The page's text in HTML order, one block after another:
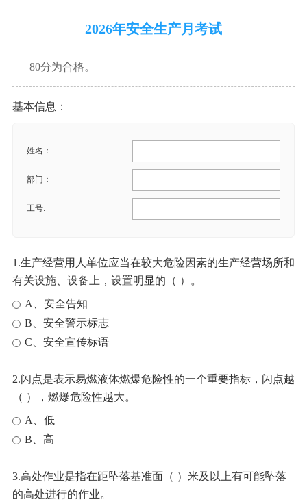
2026年安全生产月考试
80分为合格。
基本信息：
姓名：
部门：
工号:
1.生产经营用人单位应当在较大危险因素的生产经营场所和
有关设施、设备上，设置明显的（ ）。
A、安全告知
B、安全警示标志
C、安全宣传标语
2.闪点是表示易燃液体燃爆危险性的一个重要指标，闪点越
（ ），燃爆危险性越大。
A、低
B、高
3.高处作业是指在距坠落基准面（ ）米及以上有可能坠落
的高处进行的作业。